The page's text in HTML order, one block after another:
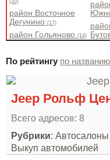
район Восточное
Дегунино(17)
район Гольяново(14)
По рейтингу по названию
Jeep Рольф
Всего адресов: 8
Рубрики:
Выкуп автомобилей